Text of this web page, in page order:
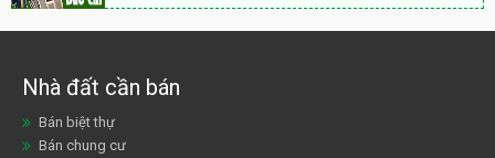
Nhà đất cần bán
Bán biệt thự
Bán chung cư